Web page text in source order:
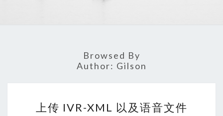
Browsed By
Author: Gilson
传
上传 IVR-XML 以及语音文件